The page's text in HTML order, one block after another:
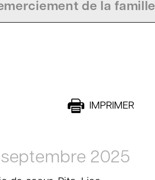
de la famille
IMPRIMER
septembre 2025